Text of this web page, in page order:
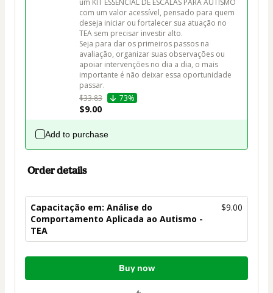
um KIT ESSENCIAL DE ESCALAS PARA AUTISMO
com um valor acessível, pensado para quem
deseja iniciar ou fortalecer sua atuação no
TEA sem precisar investir alto.
Seja para dar os primeiros passos na
avaliação, organizar suas observações ou
apoiar intervenções no dia a dia, o mais
importante é não deixar essa oportunidade
passar.
$33.83
73%
$9.00
Add to purchase
Order details
Capacitação em: Análise do
Comportamento Aplicada ao Autismo -
TEA
$9.00
Total
Buy now